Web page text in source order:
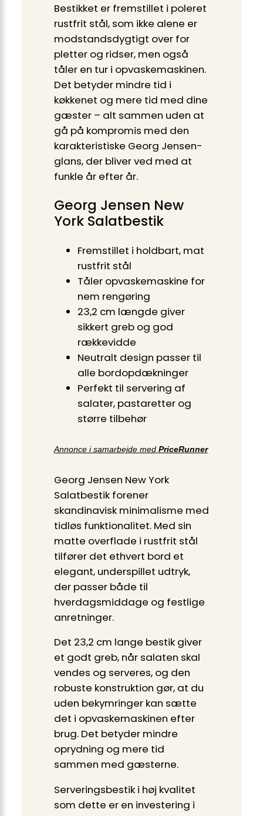
Bestikket er fremstillet i poleret
rustfrit stål, som ikke alene er
modstandsdygtigt over for
pletter og ridser, men også
tåler en tur i opvaskemaskinen.
Det betyder mindre tid i
køkkenet og mere tid med dine
gæster – alt sammen uden at
gå på kompromis med den
karakteristiske Georg Jensen-
glans, der bliver ved med at
funkle år efter år.
Georg Jensen New
York Salatbestik
Fremstillet i holdbart, mat
rustfrit stål
Tåler opvaskemaskine for
nem rengøring
23,2 cm længde giver
sikkert greb og god
rækkevidde
Neutralt design passer til
alle bordopdækninger
Perfekt til servering af
salater, pastaretter og
større tilbehør
Annonce i samarbejde med PriceRunner
Georg Jensen New York
Salatbestik forener
skandinavisk minimalisme med
tidløs funktionalitet. Med sin
matte overflade i rustfrit stål
tilfører det ethvert bord et
elegant, underspillet udtryk,
der passer både til
hverdagsmiddage og festlige
anretninger.
Det 23,2 cm lange bestik giver
et godt greb, når salaten skal
vendes og serveres, og den
robuste konstruktion gør, at du
uden bekymringer kan sætte
det i opvaskemaskinen efter
brug. Det betyder mindre
oprydning og mere tid
sammen med gæsterne.
Serveringsbestik i høj kvalitet
som dette er en investering i